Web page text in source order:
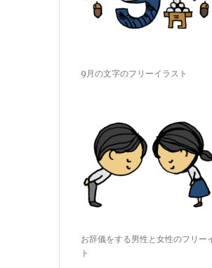
9月の文字のフリーイラスト
お辞儀をする男性と女性のフリー
ト